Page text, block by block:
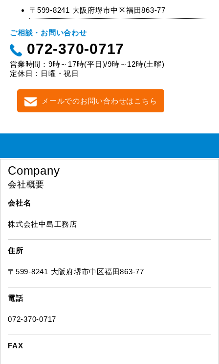
〒599-8241 大阪府堺市中区福田863-77
ご相談・お問い合わせ
072-370-0717
営業時間：9時～17時(平日)/9時～12時(土曜)
定休日：日曜・祝日
メールでのお問い合わせはこちら
Company
会社概要
会社名
株式会社中島工務店
住所
〒599-8241 大阪府堺市中区福田863-77
電話
072-370-0717
FAX